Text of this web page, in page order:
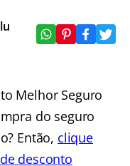
Melhor Seguro
do seguro
Então, clique
desconto